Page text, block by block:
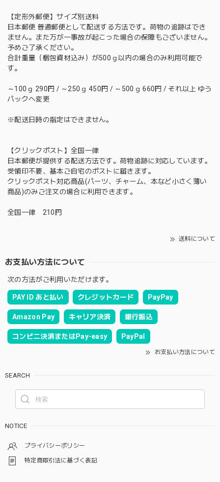
【定形外郵便】サイズ別送料
日本郵便 普通郵便として配送する方法です。荷物の追跡はでき
ません。また万が一事故が起こった場合の保障もございません。
予めご了承ください。
合計重量（梱包資材込み）が500ｇ以内の場合のみ利用可能で
す。
～100ｇ 290円 / ～250ｇ 450円 / ～500ｇ 660円 / それ以上 ゆう
パックへ変更
※配送日時の指定はできません。
【クリックポスト】全国一律
日本郵便が提供する配送方法です。荷物追跡に対応しています。
受領印不要、基本ご自宅のポストに届きます。
クリックポスト対応商品(パーツ、チャーム、本など小さく薄い
商品)のみご注文の場合に利用できます。
全国一律 210円
送料について
お支払い方法について
次の方法がご利用いただけます。
PAY ID あと払い クレジットカード PayPay
Amazon Pay キャリア決済 銀行振込
コンビニ決済またはPay-easy PayPal
お支払い方法について
SEARCH
NOTICE
プライバシーポリシー
特定商取引法に基づく表記